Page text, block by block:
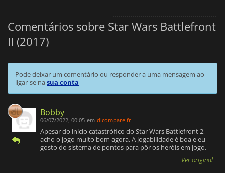
Comentários sobre Star Wars Battlefront
II (2017)
Pode deixar um comentário ou responder a uma mensagem ao
ligar-se nasua conta
Bobby
06/07/2022, 00:05 em dlcompare.fr
Apesar do início catastrófico do Star Wars Battlefront 2,
acho o jogo muito bom agora. A jogabilidade é boa e eu
gosto do sistema de pontos para pôr os heróis em jogo.
Ver original